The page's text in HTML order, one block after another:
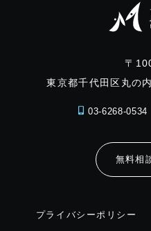
〒
東京都千代田区丸の
03-6268-0534
無料相
プライバシーポリシー